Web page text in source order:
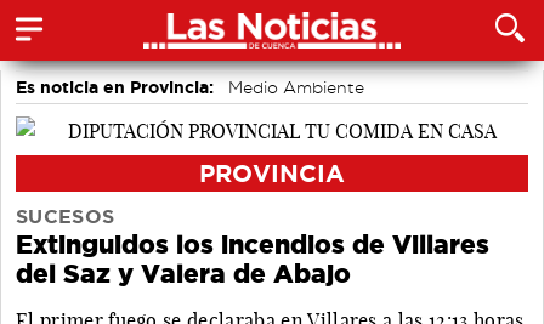
Es noticia en Provincia:
Medio Ambiente
accidentes laborales
PROVINCIA
SUCESOS
Extinguidos los incendios de Villares
del Saz y Valera de Abajo